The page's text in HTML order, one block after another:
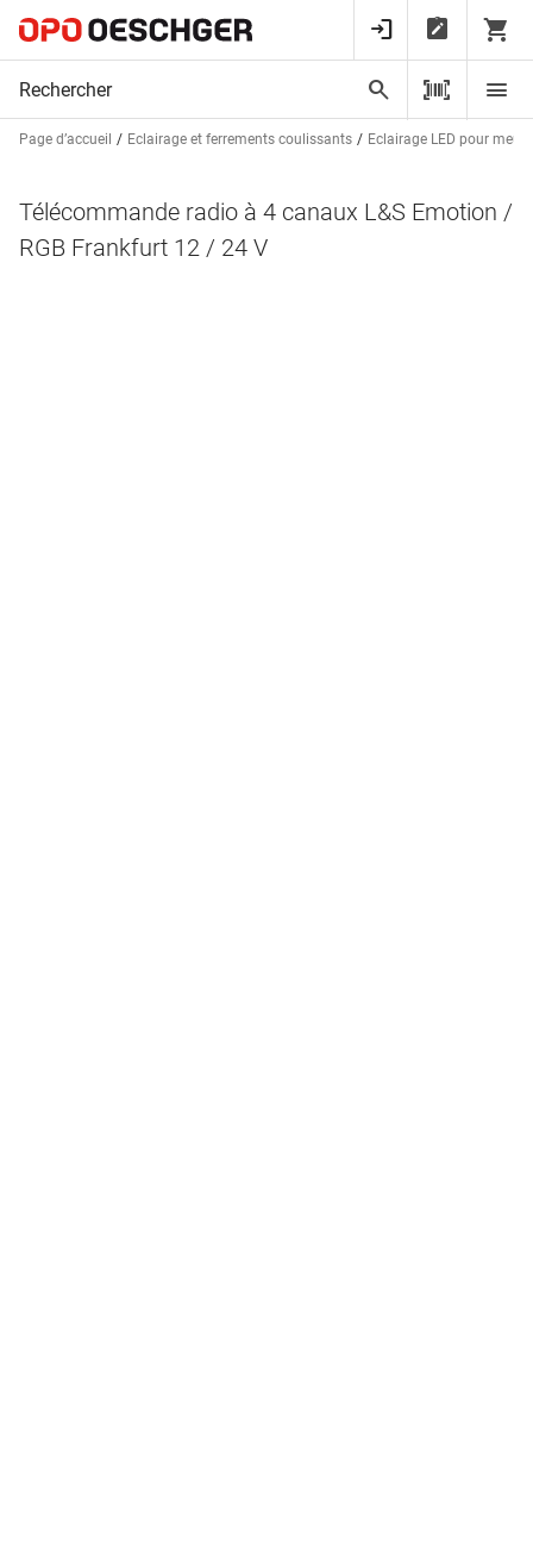
Page d’accueil Eclairage et ferrements coulissants Eclairage LED pour
Télécommande radio à 4 canaux L&S Emotion /
RGB Frankfurt 12 / 24 V